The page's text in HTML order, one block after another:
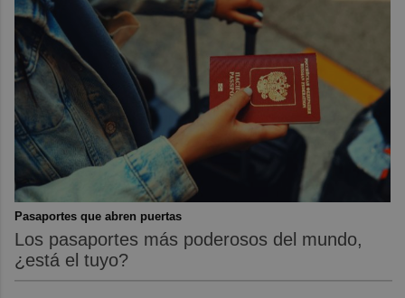
Pasaportes que abren puertas
Los pasaportes más poderosos del mundo,
¿está el tuyo?